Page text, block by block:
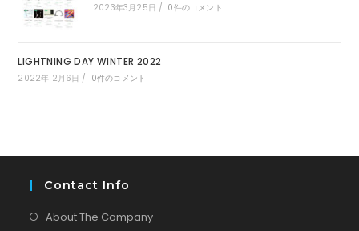
2023年3月25日 / 0件のコメント
LIGHTNING DAY WINTER 2022
2022年12月6日 / 0件のコメント
Contact Info
About The Company